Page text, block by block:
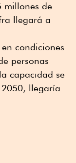
millones de
llegará a
condiciones
personas
capacidad se
llegaría